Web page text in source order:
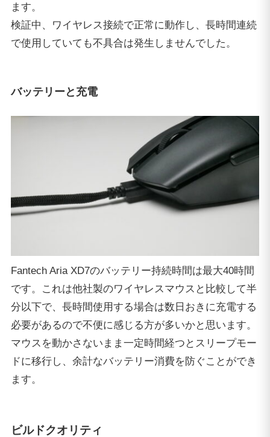
ます。
検証中、ワイヤレス接続で正常に動作し、長時間連続
で使用していても不具合は発生しませんでした。
バッテリーと充電
Fantech Aria XD7のバッテリー持続時間は最大40時間
です。これは他社製のワイヤレスマウスと比較して半
分以下で、長時間使用する場合は数日おきに充電する
必要があるので不便に感じる方が多いかと思います。
マウスを動かさないまま一定時間経つとスリープモー
ドに移行し、余計なバッテリー消費を防ぐことができ
ます。
ビルドクオリティ